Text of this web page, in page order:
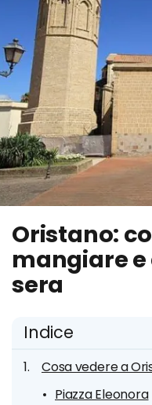
Oristano:
mangiare e
sera
Indice
Cosa vedere a
Piazza Eleonora